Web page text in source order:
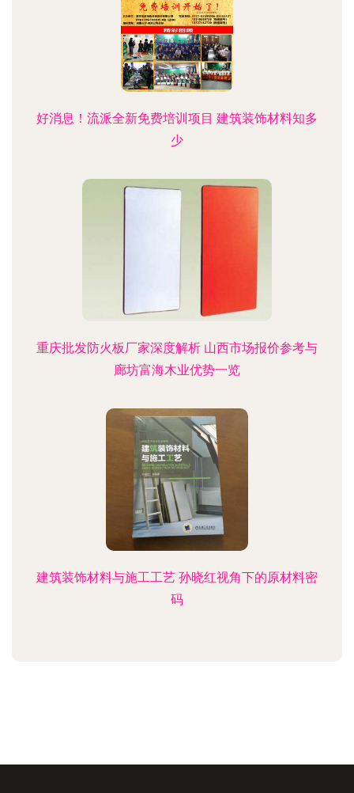
好消息！流派全新免费培训项目 建筑装饰材料知多
少
重庆批发防火板厂家深度解析 山西市场报价参考与
廊坊富海木业优势一览
建筑装饰材料与施工工艺 孙晓红视角下的原材料密
码